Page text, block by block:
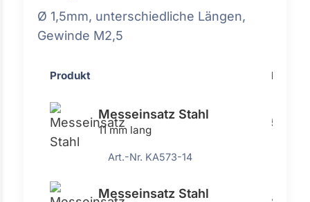
Ø 1,5mm, unterschiedliche Längen,
Gewinde M2,5
Produkt Preis
Messeinsatz Stahl
11 mm lang
5,92 €
Art.-Nr. KA573-14
Messeinsatz Stahl